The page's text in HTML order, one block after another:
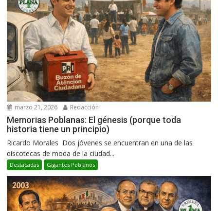
marzo 21, 2026 Redacción
Memorias Poblanas: El génesis (porque toda
historia tiene un principio)
Ricardo Morales Dos jóvenes se encuentran en una de las
discotecas de moda de la ciudad...
Destacadas Gigantes Poblanos